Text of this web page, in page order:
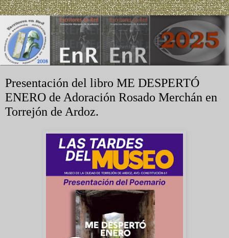
Presentación del libro ME DESPERTÓ
ENERO de Adoración Rosado Merchán en
Torrejón de Ardoz.